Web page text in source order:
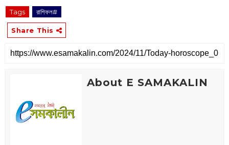
Tags রাশিফল#
Share This
About E SAMAKALIN